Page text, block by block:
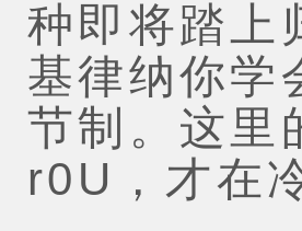
种即将踏上
基律纳你学
节制。这里
r0U，才在